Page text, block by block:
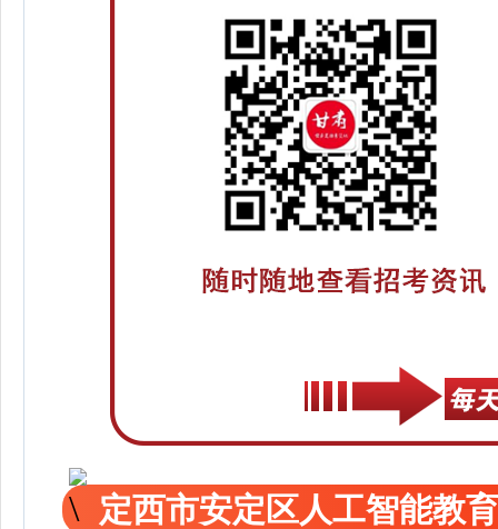
定西市安定区人工智能教